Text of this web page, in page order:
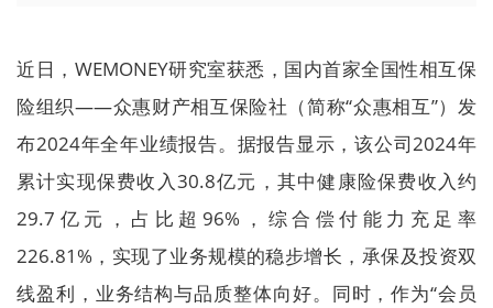
近日，WEMONEY研究室获悉，国内首家全国性相互保
险组织——众惠财产相互保险社（简称“众惠相互”）发
布2024年全年业绩报告。据报告显示，该公司2024年
累计实现保费收入30.8亿元，其中健康险保费收入约
29.7亿元，占比超96%，综合偿付能力充足率
226.81%，实现了业务规模的稳步增长，承保及投资双
线盈利，业务结构与品质整体向好。同时，作为“会员